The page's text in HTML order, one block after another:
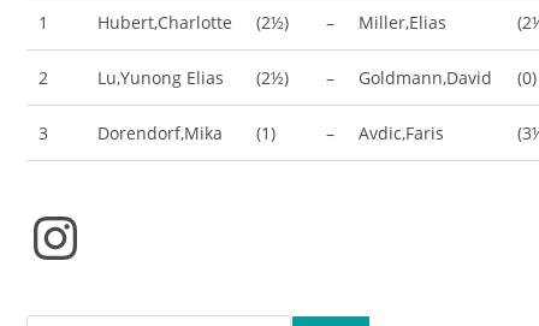
1 Hubert,Charlotte (2½) – Miller,Elias
2 Lu,Yunong Elias (2½) – Goldmann,David (0)
3 Dorendorf,Mika (1) – Avdic,Faris
Instagram